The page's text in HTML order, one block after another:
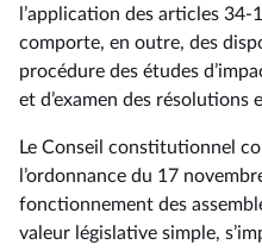
l’application des articles
comporte, en outre, des
procédure des études
et d’examen des résolutions
Le Conseil constitutionnel
l’ordonnance du 17
fonctionnement des
valeur législative simple,